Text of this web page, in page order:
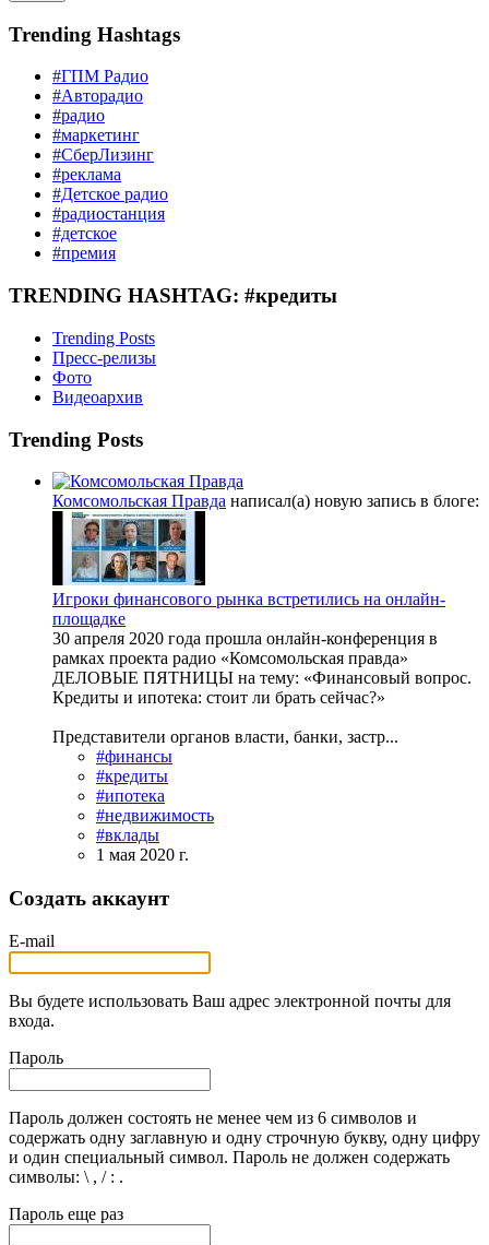
Trending Hashtags
#ГПМ Радио
#Авторадио
#радио
#маркетинг
#СберЛизинг
#реклама
#Детское радио
#радиостанция
#детское
#премия
TRENDING HASHTAG: #кредиты
Trending Posts
Пресс-релизы
Фото
Видеоархив
Trending Posts
Комсомольская Правда написал(а) новую запись в блоге:
Игроки финансового рынка встретились на онлайн-
площадке
30 апреля 2020 года прошла онлайн-конференция в
рамках проекта радио «Комсомольская правда»
ДЕЛОВЫЕ ПЯТНИЦЫ на тему: «Финансовый вопрос.
Кредиты и ипотека: стоит ли брать сейчас?»
Представители органов власти, банки, застр...
#финансы
#кредиты
#ипотека
#недвижимость
#вклады
1 мая 2020 г.
Создать аккаунт
E-mail
Вы будете использовать Ваш адрес электронной почты для
входа.
Пароль
Пароль должен состоять не менее чем из 6 символов и
содержать одну заглавную и одну строчную букву, одну цифру
и один специальный символ. Пароль не должен содержать
символы: \ , / : .
Пароль еще раз